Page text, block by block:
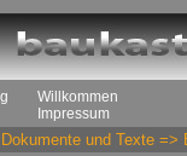
Willkommen
Impressum
Dokumente und Texte =>